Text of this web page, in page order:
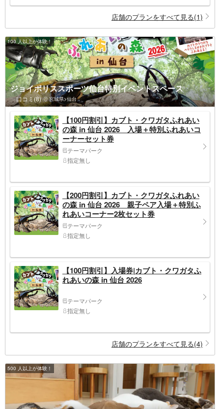
店舗のプランをすべて見る(1)
100 人以上が体験！
ジョイポリススポーツ仙台特別イベントスペース
口コミ(8) 宮城県>仙台
【100円割引】カブト・クワガタふれあい
の森 in 仙台 2026 入場＋特別ふれあいコ
ーナーセット券
テーマパーク
指定無し
【200円割引】カブト・クワガタふれあい
の森 in 仙台 2026 親子ペア入場＋特別ふ
れあいコーナー2枚セット券
テーマパーク
指定無し
【100円割引】入場券|カブト・クワガタふ
れあいの森 in 仙台 2026
テーマパーク
指定無し
店舗のプランをすべて見る(4)
500 人以上が体験！